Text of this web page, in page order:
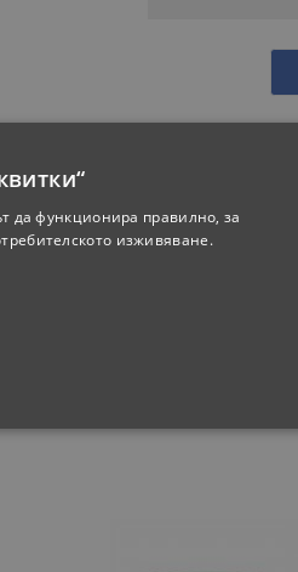
да функционира правилно, за
изживяване.
ФУНКЦИОНАЛНИ